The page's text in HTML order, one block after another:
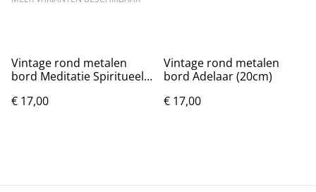
Vintage rond metalen
bord Meditatie Spiritueel
€ 17,00
Vintage rond metalen
bord Adelaar (20cm)
€ 17,00